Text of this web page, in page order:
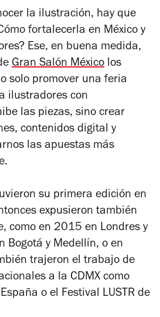
la ilustración, hay que
fortalecerla en México y
Ese, en buena medida,
Gran Salón México los
solo promover una feria
ilustradores con
las piezas, sino crear
contenidos digital y
las apuestas más
su primera edición en
expusieron también
como en 2015 en Londres y
Bogotá y Medellín, o en
trajeron el trabajo de
a la CDMX como
o el Festival LUSTR de